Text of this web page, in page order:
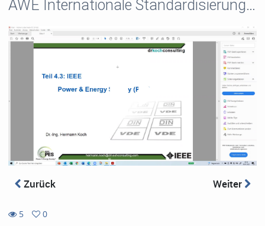
AWE Internationale Standardisierung 9
Zurück Weiter
5
0